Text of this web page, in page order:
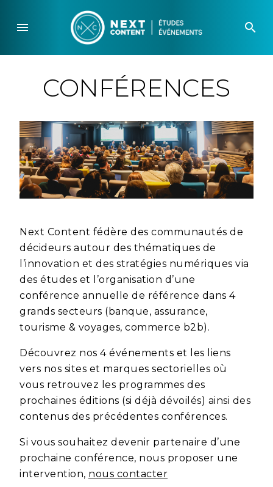
content
menu search
CONFÉRENCES
Next Content fédère des communautés de
décideurs autour des thématiques de
l’innovation et des stratégies numériques via
des études et l’organisation d’une
conférence annuelle de référence dans 4
grands secteurs (banque, assurance,
tourisme & voyages, commerce b2b).
Découvrez nos 4 événements et les liens
vers nos sites et marques sectorielles où
vous retrouvez les programmes des
prochaines éditions (si déjà dévoilés) ainsi des
contenus des précédentes conférences.
Si vous souhaitez devenir partenaire d’une
prochaine conférence, nous proposer une
intervention, nous contacter